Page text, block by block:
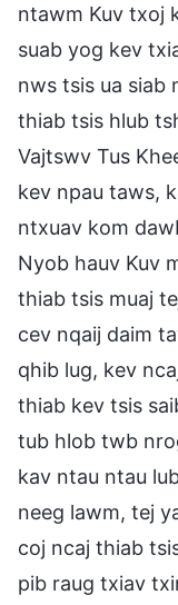
ntawm Kuv txoj
suab yog kev
nws tsis ua siab
thiab tsis hlub
Vajtswv Tus
kev npau taws,
ntxuav kom
Nyob hauv Kuv
thiab tsis muaj
cev nqaij daim
qhib lug, kev
thiab kev tsis
tub hlob twb
kav ntau ntau
neeg lawm, tej
coj ncaj thiab
pib raug txiav